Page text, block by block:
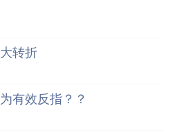
转折
有效反指？？